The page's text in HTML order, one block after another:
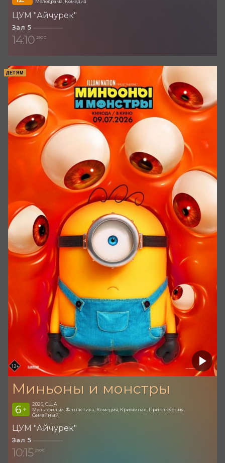
ЦУМ "Айчурек"
Зал 5
14:10 290 С
ДЕТЯМ
Миньоны и монстры
6 +
2026, США
Мультфильм, Фантастика, Комедия, Криминал, Приключения,
Семейный
ЦУМ "Айчурек"
Зал 5
10:15 290 С